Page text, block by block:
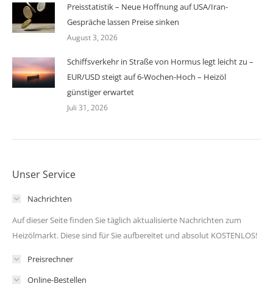
Preisstatistik – Neue Hoffnung auf USA/Iran-
Gespräche lassen Preise sinken
August 3, 2026
Schiffsverkehr in Straße von Hormus legt leicht zu –
EUR/USD steigt auf 6-Wochen-Hoch – Heizöl
günstiger erwartet
Juli 31, 2026
Unser Service
Nachrichten
Auf dieser Seite finden Sie täglich aktualisierte Nachrichten zum
Heizölmarkt. Diese sind für Sie aufbereitet und absolut KOSTENLOS!
Preisrechner
Online-Bestellen